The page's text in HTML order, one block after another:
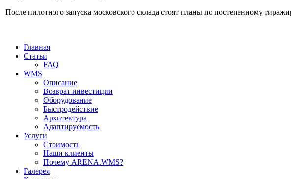
После пилотного запуска московского склада стоят планы по постепенному
Главная
Статьи
FAQ
WMS
Описание
Возврат инвестиций
Оборудование
Быстродействие
Архитектура
Адаптируемость
Услуги
Стоимость
Наши клиенты
Почему ARENA.WMS?
Галерея